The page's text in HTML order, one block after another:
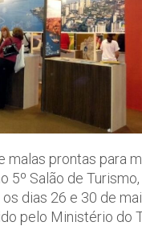
malas prontas para
5º Salão de
dias 26 e 30 de
pelo Ministério do